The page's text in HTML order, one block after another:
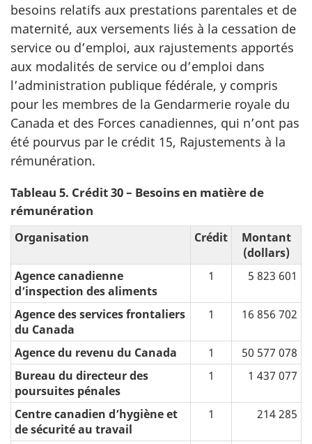
besoins relatifs aux prestations parentales et de
maternité, aux versements liés à la cessation de
service ou d’emploi, aux rajustements apportés
aux modalités de service ou d’emploi dans
l’administration publique fédérale, y compris
pour les membres de la Gendarmerie royale du
Canada et des Forces canadiennes, qui n’ont pas
été pourvus par le crédit 15, Rajustements à la
rémunération.
Tableau 5. Crédit 30 – Besoins en matière de
rémunération
Organisation Crédit
Montant
(dollars)
Agence canadienne
d’inspection des aliments
1 5 823 601
Agence des services frontaliers
du Canada
1 16 856 702
Agence du revenu du Canada 1
50 577 078
Bureau du directeur des
poursuites pénales
1 1 437 077
Centre canadien d’hygiène et
de sécurité au travail
1 214 285